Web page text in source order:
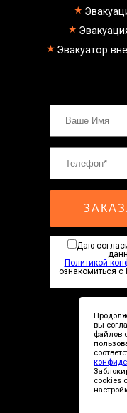
климовск
выхино
Эвакуатор
Даю
Политикой
ознакомиться с
вы
файлов
cookies